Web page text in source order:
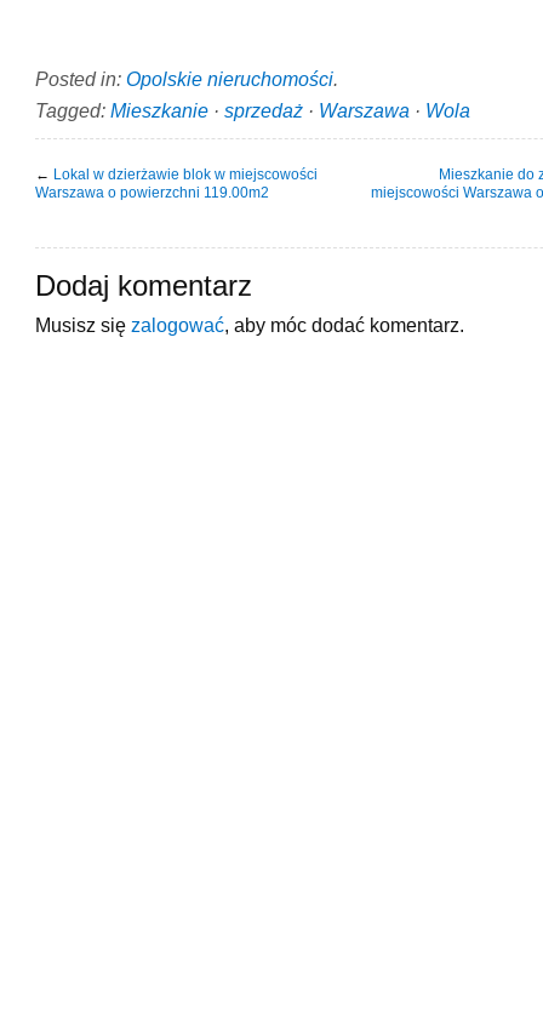
Posted in: Opolskie nieruchomości.
Tagged: Mieszkanie · sprzedaż · Warszawa · Wola
← Lokal w dzierżawie blok w miejscowości
Warszawa o powierzchni 119.00m2
Mieszkanie do
miejscowości Warszawa
Dodaj komentarz
Musisz się zalogować , aby móc dodać komentarz.